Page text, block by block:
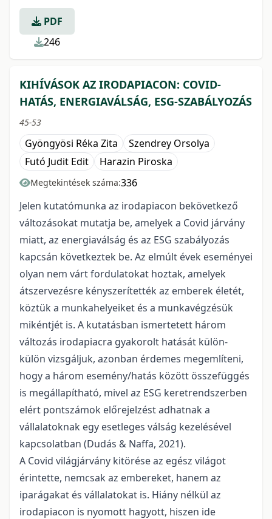
PDF
246
KIHÍVÁSOK AZ IRODAPIACON: COVID-
HATÁS, ENERGIAVÁLSÁG, ESG-SZABÁLYOZÁS
45-53
Gyöngyösi Réka Zita
Szendrey Orsolya
Futó Judit Edit
Harazin Piroska
Megtekintések száma:336
Jelen kutatómunka az irodapiacon bekövetkező
változásokat mutatja be, amelyek a Covid járvány
miatt, az energiaválság és az ESG szabályozás
kapcsán következtek be. Az elmúlt évek eseményei
olyan nem várt fordulatokat hoztak, amelyek
átszervezésre kényszerítették az emberek életét,
köztük a munkahelyeiket és a munkavégzésük
mikéntjét is. A kutatásban ismertetett három
változás irodapiacra gyakorolt hatását külön-
külön vizsgáljuk, azonban érdemes megemlíteni,
hogy a három esemény/hatás között összefüggés
is megállapítható, mivel az ESG keretrendszerben
elért pontszámok előrejelzést adhatnak a
vállalatoknak egy esetleges válság kezelésével
kapcsolatban (Dudás & Naffa, 2021).
A Covid világjárvány kitörése az egész világot
érintette, nemcsak az embereket, hanem az
iparágakat és vállalatokat is. Hiány nélkül az
irodapiacon is nyomott hagyott, hiszen ide